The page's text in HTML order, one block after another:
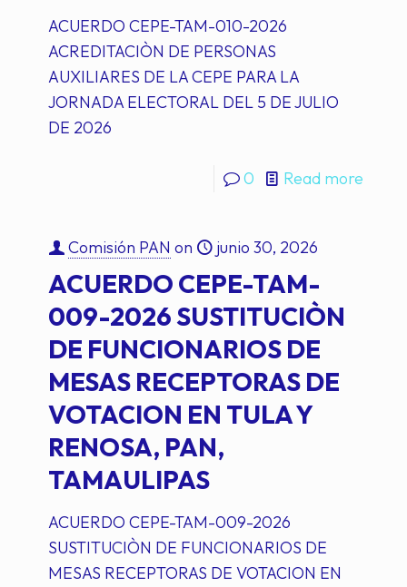
ACUERDO CEPE-TAM-010-2026
ACREDITACIÒN DE PERSONAS
AUXILIARES DE LA CEPE PARA LA
JORNADA ELECTORAL DEL 5 DE JULIO
DE 2026
0 Read more
Comisión PAN on junio 30, 2026
ACUERDO CEPE-TAM-
009-2026 SUSTITUCIÒN
DE FUNCIONARIOS DE
MESAS RECEPTORAS DE
VOTACION EN TULA Y
RENOSA, PAN,
TAMAULIPAS
ACUERDO CEPE-TAM-009-2026
SUSTITUCIÒN DE FUNCIONARIOS DE
MESAS RECEPTORAS DE VOTACION EN